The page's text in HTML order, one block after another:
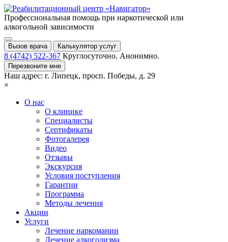
Профессиональная помощь при наркотической или
алкогольной зависимости
Вызов врача Калькулятор услуг
8 (4742) 522-367 Круглосуточно. Анонимно.
Перезвоните мне
Наш адрес: г. Липецк, просп. Победы, д. 29
×
О нас
О клинике
Специалисты
Сертификаты
Фотогалерея
Видео
Отзывы
Экскурсия
Условия поступления
Гарантии
Программа
Методы лечения
Акции
Услуги
Лечение наркомании
Лечение алкоголизма